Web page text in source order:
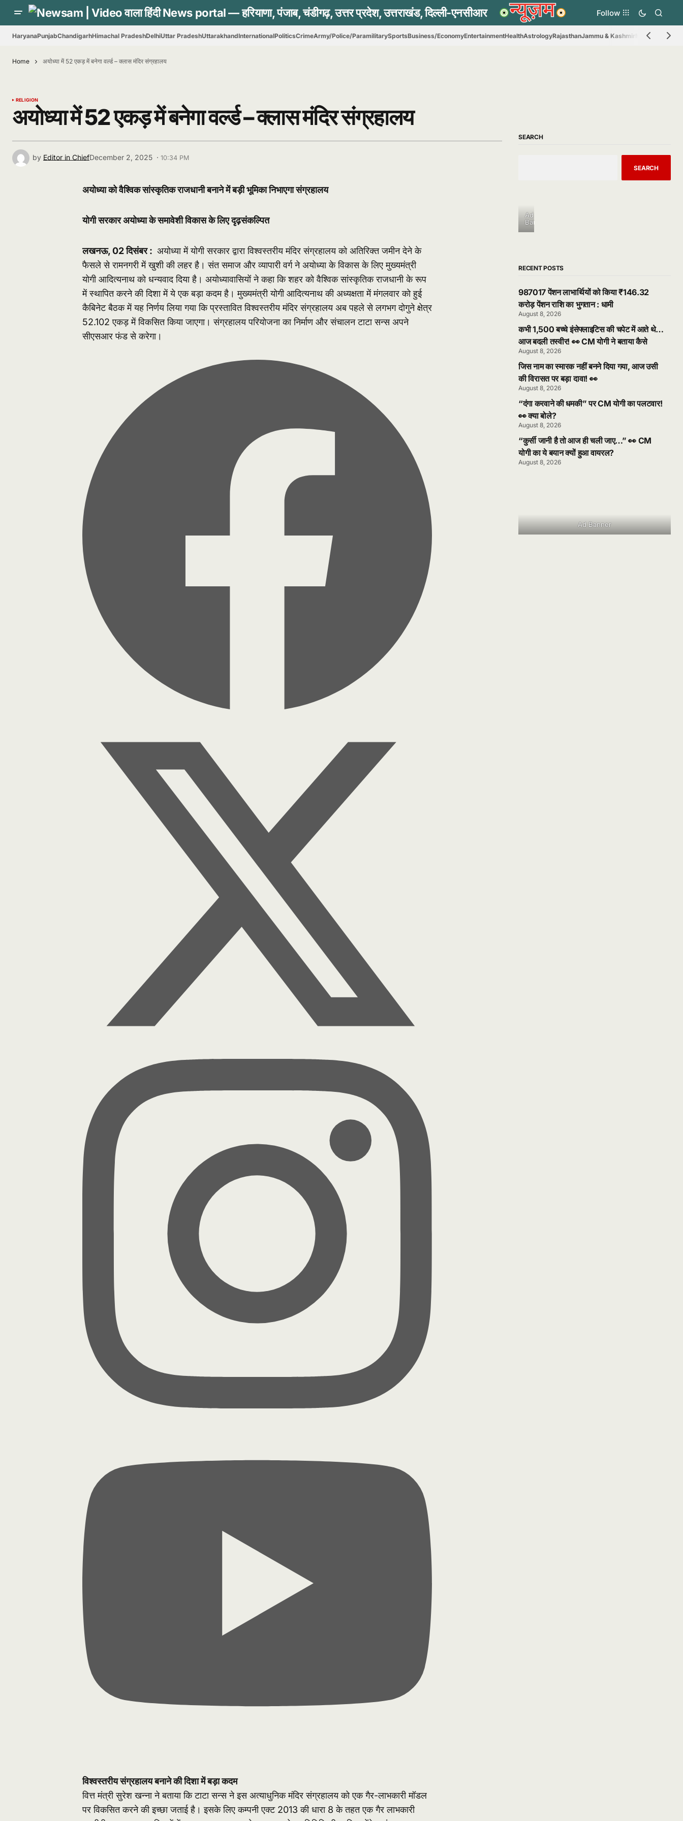
Follow
HaryanaPunjabChandigarhHimachal PradeshDelhiUttar PradeshUttarakhandInternationalPoliticsCrimeArmy/Police/ParamilitarySportsBusiness/EconomyEntertainmentHealthAstrologyRajasthanJammu & Kashmir Madhya
Home अयोध्या में 52 एकड़ में बनेगा वर्ल्ड – क्लास मंदिर संग्रहालय
RELIGION
अयोध्या में 52 एकड़ में बनेगा वर्ल्ड – क्लास मंदिर संग्रहालय
by Editor in ChiefDecember 2, 2025 · 10:34 PM
अयोध्या को वैश्विक सांस्कृतिक राजधानी बनाने में बड़ी भूमिका निभाएगा संग्रहालय
योगी सरकार अयोध्या के समावेशी विकास के लिए दृढ़संकल्पित
लखनऊ, 02 दिसंबर : अयोध्या में योगी सरकार द्वारा विश्वस्तरीय मंदिर संग्रहालय को अतिरिक्त जमीन देने के
फैसले से रामनगरी में खुशी की लहर है। संत समाज और व्यापारी वर्ग ने अयोध्या के विकास के लिए मुख्यमंत्री
योगी आदित्यनाथ को धन्यवाद दिया है। अयोध्यावासियों ने कहा कि शहर को वैश्विक सांस्कृतिक राजधानी के रूप
में स्थापित करने की दिशा में ये एक बड़ा कदम है। मुख्यमंत्री योगी आदित्यनाथ की अध्यक्षता में मंगलवार को हुई
कैबिनेट बैठक में यह निर्णय लिया गया कि प्रस्तावित विश्वस्तरीय मंदिर संग्रहालय अब पहले से लगभग दोगुने क्षेत्र
52.102 एकड़ में विकसित किया जाएगा। संग्रहालय परियोजना का निर्माण और संचालन टाटा सन्स अपने
सीएसआर फंड से करेगा।
विश्वस्तरीय संग्रहालय बनाने की दिशा में बड़ा कदम
वित्त मंत्री सुरेश खन्ना ने बताया कि टाटा सन्स ने इस अत्याधुनिक मंदिर संग्रहालय को एक गैर-लाभकारी मॉडल
पर विकसित करने की इच्छा जताई है। इसके लिए कम्पनी एक्ट 2013 की धारा 8 के तहत एक गैर लाभकारी
SEARCH
SEARCH
Ad
Banner
RECENT POSTS
987017 पेंशन लाभार्थियों को किया ₹146.32
करोड़ पेंशन राशि का भुगतान : धामी
August 8, 2026
कभी 1,500 बच्चे इंसेफ्लाइटिस की चपेट में आते थे…
आज बदली तस्वीर! 👀 CM योगी ने बताया कैसे
August 8, 2026
जिस नाम का स्मारक नहीं बनने दिया गया, आज उसी
की विरासत पर बड़ा दावा! 👀
August 8, 2026
“दंगा करवाने की धमकी” पर CM योगी का पलटवार!
👀 क्या बोले?
August 8, 2026
“कुर्सी जानी है तो आज ही चली जाए…” 👀 CM
योगी का ये बयान क्यों हुआ वायरल?
August 8, 2026
Ad Banner